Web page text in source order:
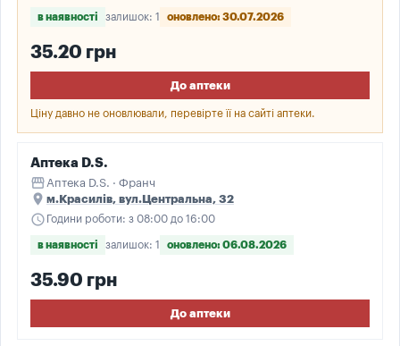
в наявності залишок: 1 оновлено: 30.07.2026
35.20 грн
До аптеки
Ціну давно не оновлювали, перевірте її на сайті аптеки.
Аптека D.S.
storefront Аптека D.S. · Франч
place м.Красилів, вул.Центральна, 32
schedule Години роботи: з 08:00 до 16:00
в наявності залишок: 1 оновлено: 06.08.2026
35.90 грн
До аптеки